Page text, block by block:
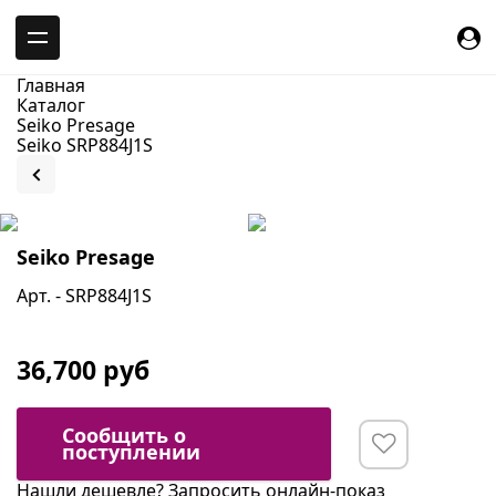
Главная
Каталог
Seiko Presage
Seiko SRP884J1S
Seiko Presage
Арт. - SRP884J1S
36,700 руб
Сообщить о
поступлении
Нашли дешевле?Запросить онлайн-показ